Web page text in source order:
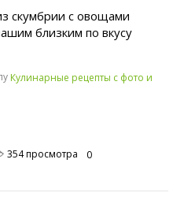
скумбрии с овощами
близким по вкусу
Кулинарные рецепты с фото и
354 просмотра 0